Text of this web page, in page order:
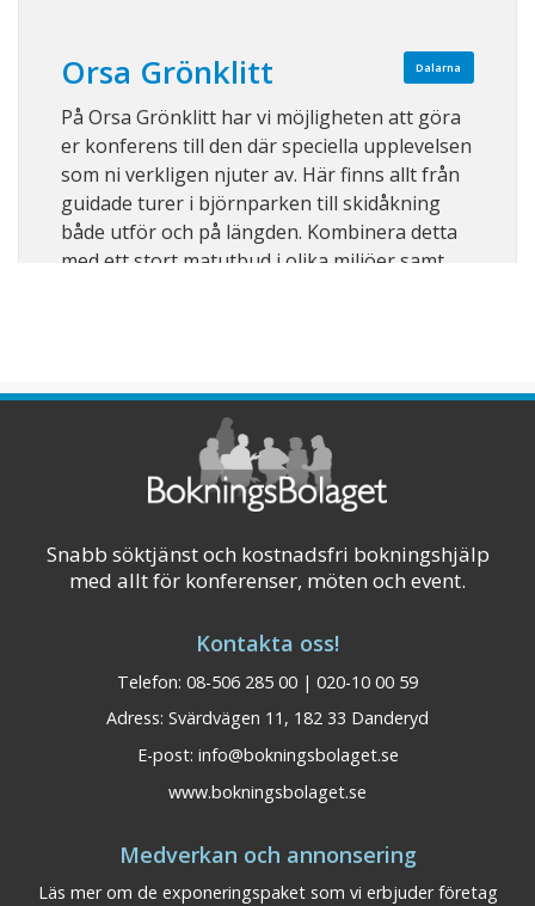
Dalarna
Orsa Grönklitt
På Orsa Grönklitt har vi möjligheten att göra
er konferens till den där speciella upplevelsen
som ni verkligen njuter av. Här finns allt från
guidade turer i björnparken till skidåkning
både utför och på längden. Kombinera detta
med ett stort matutbud i olika miljöer samt
BEST WESTERN Gustaf
Wasa Hotel Borlänge
Snabb söktjänst och kostnadsfri bokningshjälp
med allt för konferenser, möten och event.
Kontakta oss!
Telefon: 08-506 285 00 | 020-10 00 59
Adress: Svärdvägen 11, 182 33 Danderyd
E-post: info@bokningsbolaget.se
www.bokningsbolaget.se
Medverkan och annonsering
Läs mer om de exponeringspaket som vi erbjuder företag